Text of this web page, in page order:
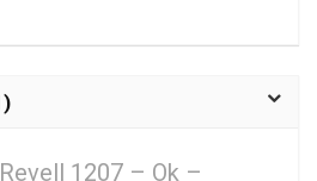
Revell 1207 – Ok –